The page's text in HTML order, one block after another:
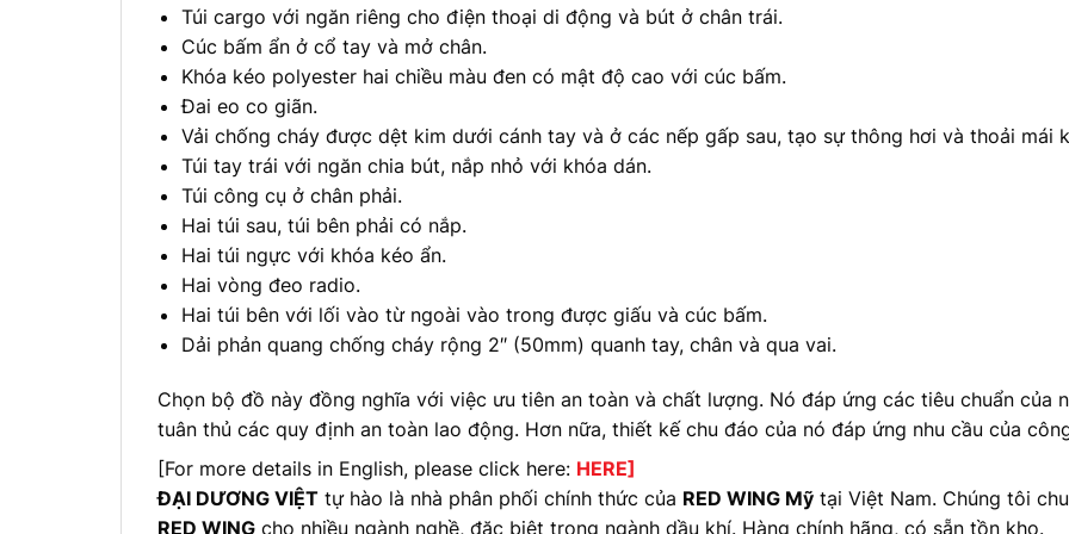
Túi cargo với ngăn riêng cho điện thoại di động và bút ở chân trái.
Cúc bấm ẩn ở cổ tay và mở chân.
Khóa kéo polyester hai chiều màu đen có mật độ cao với cúc bấm.
Đai eo co giãn.
Vải chống cháy được dệt kim dưới cánh tay và ở các nếp gấp sau, tạo sự thông hơi và thoải mái
Túi tay trái với ngăn chia bút, nắp nhỏ với khóa dán.
Túi công cụ ở chân phải.
Hai túi sau, túi bên phải có nắp.
Hai túi ngực với khóa kéo ẩn.
Hai vòng đeo radio.
Hai túi bên với lối vào từ ngoài vào trong được giấu và cúc bấm.
Dải phản quang chống cháy rộng 2″ (50mm) quanh tay, chân và qua vai.
Chọn bộ đồ này đồng nghĩa với việc ưu tiên an toàn và chất lượng. Nó đáp ứng các tiêu chuẩn của
tuân thủ các quy định an toàn lao động. Hơn nữa, thiết kế chu đáo của nó đáp ứng nhu cầu của
[For more details in English, please click here: HERE]
ĐẠI DƯƠNG VIỆTtự hào là nhà phân phối chính thức của RED WING Mỹtại Việt Nam. Chúng tôi
RED WINGcho nhiều ngành nghề, đặc biệt trong ngành dầu khí. Hàng chính hãng, có sẵn tồn kho.